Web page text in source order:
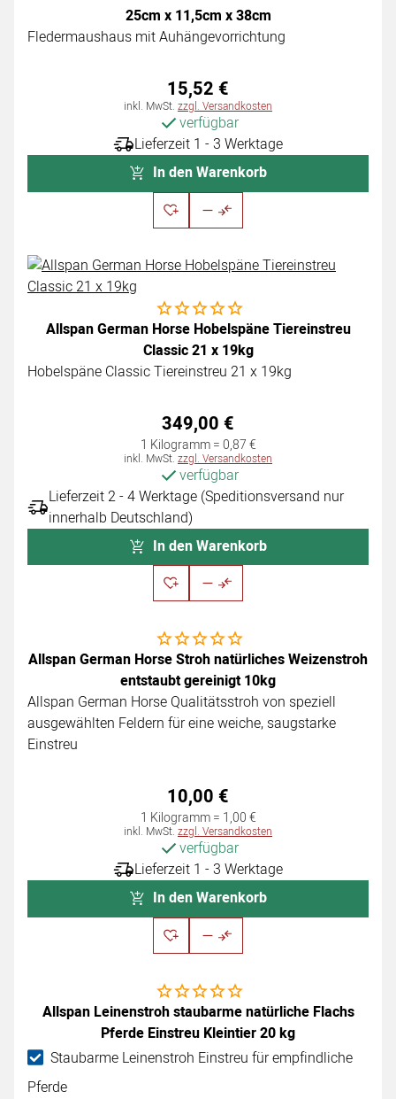
25cm x 11,5cm x 38cm
Fledermaushaus mit Auhängevorrichtung
15,52 €
Steuerhinweis:
inkl. MwSt. zzgl. Versandkosten
verfügbar
Lieferzeit 1 - 3 Werktage
In den Warenkorb
Noch keine Bewertungen abgegeben
Allspan German Horse Hobelspäne Tiereinstreu
Classic 21 x 19kg
Hobelspäne Classic Tiereinstreu 21 x 19kg
349,00 €
1 Kilogramm =0,87€
Steuerhinweis:
inkl. MwSt. zzgl. Versandkosten
verfügbar
Lieferzeit 2 - 4 Werktage (Speditionsversand nur
innerhalb Deutschland)
In den Warenkorb
Noch keine Bewertungen abgegeben
Allspan German Horse Stroh natürliches Weizenstroh
entstaubt gereinigt 10kg
Allspan German Horse Qualitätsstroh von speziell
ausgewählten Feldern für eine weiche, saugstarke
Einstreu
10,00 €
1 Kilogramm = 1,00€
Steuerhinweis:
inkl. MwSt. zzgl. Versandkosten
verfügbar
Lieferzeit 1 - 3 Werktage
In den Warenkorb
Noch keine Bewertungen abgegeben
Allspan Leinenstroh staubarme natürliche Flachs
Pferde Einstreu Kleintier 20 kg
Staubarme Leinenstroh Einstreu für empfindliche
Pferde